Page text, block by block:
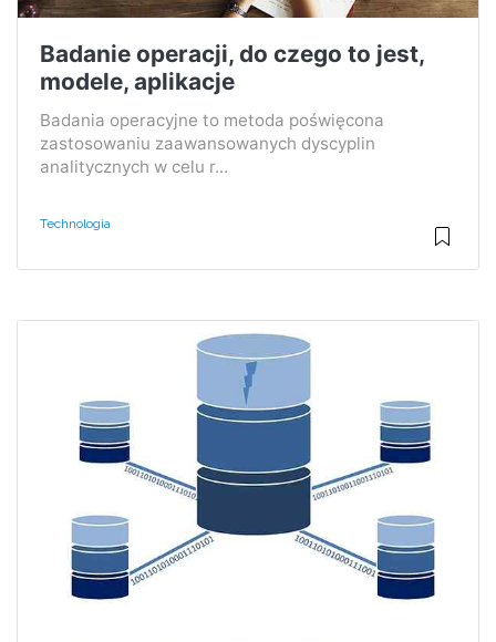
Badanie operacji, do czego to jest,
modele, aplikacje
Badania operacyjne to metoda poświęcona
zastosowaniu zaawansowanych dyscyplin
analitycznych w celu r...
Technologia